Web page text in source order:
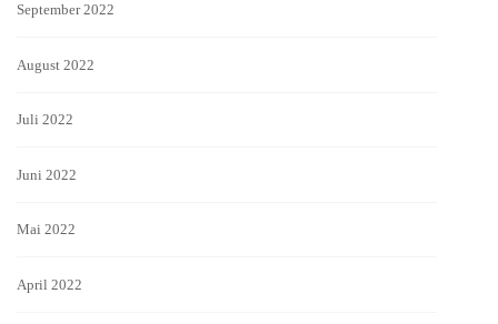
September 2022
August 2022
Juli 2022
Juni 2022
Mai 2022
April 2022